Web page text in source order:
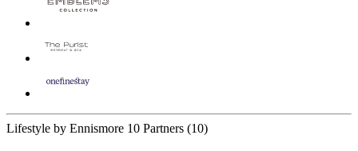
Lifestyle by Ennismore 10 Partners (10)